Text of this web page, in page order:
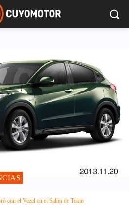
con el Vezel en el Salón de Tokio